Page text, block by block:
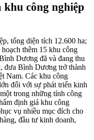
công nghiệp
tổng diện tích 12.600 ha;
thêm 15 khu công
Dương đã và đang thu
đưa Bình Dương trở thành
Nam. Các khu công
đối với sự phát triển kinh
trong những tỉnh công
định giá khu công
vụ nhiều mục đích cho
đầu tư kinh doanh,